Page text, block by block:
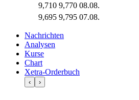
9,710 9,770 08.08.
9,695 9,795 07.08.
Nachrichten
Analysen
Kurse
Chart
Xetra-Orderbuch
‹ ›